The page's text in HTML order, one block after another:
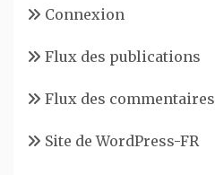
Connexion
Flux des publications
Flux des commentaires
Site de WordPress-FR